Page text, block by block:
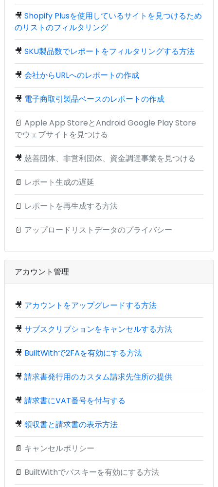
🎥 Shopify Plusを使用しているサイトを見つけるため
のリストのフィルタリング
🎥 SKU製品数でレポートをフィルタリングする方法
🎥 会社からURLへのレポートの作成
🎥 電子商取引製品ベースのレポートの作成
📄 Apple App StoreとAndroid Google Play Store
でウェブサイトを見つける
🎥 慈善団体、非営利団体、資金調達事業を見つける
📄 レポート生成の遅延
📄 レポートを再生成する方法
📄 アップロードリストデータのプライバシー
アカウント管理
🎥 アカウントをアップグレードする方法
🎥 サブスクリプションをキャンセルする方法
🎥 BuiltWithで2FAを有効にする方法
🎥 請求書発行用のカスタム請求先住所の提供
🎥 請求書にVAT番号を付与する
🎥 領収書と請求書の表示方法
📄 キャンセルポリシー
📄 BuiltWithでパスキーを有効にする方法